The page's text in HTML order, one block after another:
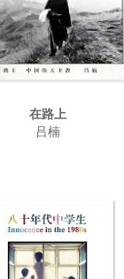
在路上
吕楠